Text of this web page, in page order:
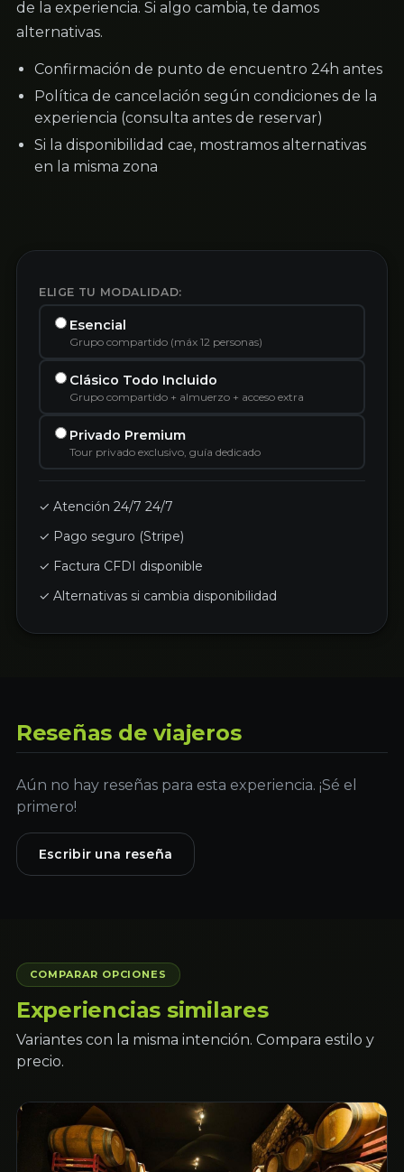
de la experiencia. Si algo cambia, te damos
alternativas.
Confirmación de punto de encuentro 24h antes
Política de cancelación según condiciones de la
experiencia (consulta antes de reservar)
Si la disponibilidad cae, mostramos alternativas
en la misma zona
ELIGE TU MODALIDAD:
Esencial
Grupo compartido (máx 12 personas)
Clásico Todo Incluido
Grupo compartido + almuerzo + acceso extra
Privado Premium
Tour privado exclusivo, guía dedicado
✓ Atención 24/7 24/7
✓ Pago seguro (Stripe)
✓ Factura CFDI disponible
✓ Alternativas si cambia disponibilidad
Reseñas de viajeros
Aún no hay reseñas para esta experiencia. ¡Sé el
primero!
Escribir una reseña
COMPARAR OPCIONES
Experiencias similares
Variantes con la misma intención. Compara estilo y
precio.